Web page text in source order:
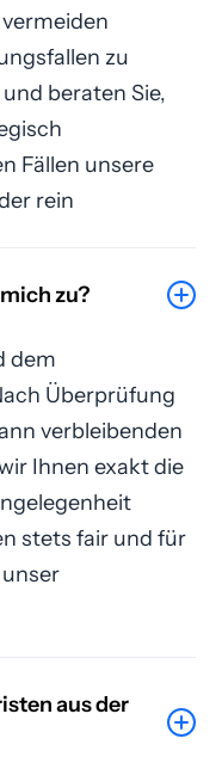
zu
beraten Sie,
Fällen unsere
rein
zu?
dem
Überprüfung
verbleibenden
Ihnen exakt die
stets fair und für
aus der